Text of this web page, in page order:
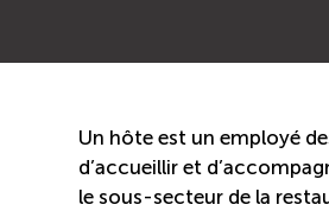
Un hôte est un employé
d’accueillir et
le sous-secteur de la